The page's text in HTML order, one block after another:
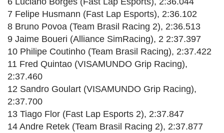
7 Felipe Husmann (Fast Lap Esports), 2:36.102
8 Bruno Povoa (Team Brasil Racing 2), 2:36.513
9 Jaime Boueri (Alliance SimRacing), 2 2:37.397
10 Philipe Coutinho (Team Brasil Racing), 2:37.422
11 Fred Quintao (VISAMUNDO Grip Racing),
2:37.460
12 Sandro Goulart (VISAMUNDO Grip Racing),
2:37.700
13 Tiago Flor (Fast Lap Esports 2), 2:37.847
14 Andre Retek (Team Brasil Racing 2), 2:37.877